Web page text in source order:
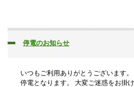
停電のお知らせ
いつもご利用ありがとうございます
停電となります。 大変ご迷惑をお掛